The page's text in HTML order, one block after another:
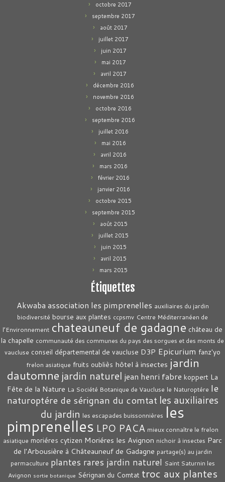
octobre 2017
septembre 2017
août 2017
juillet 2017
juin 2017
mai 2017
avril 2017
décembre 2016
novembre 2016
octobre 2016
septembre 2016
juillet 2016
mai 2016
avril 2016
mars 2016
février 2016
janvier 2016
octobre 2015
septembre 2015
août 2015
juillet 2015
juin 2015
avril 2015
mars 2015
Étiquettes
Akwaba association les pimprenelles auxiliaires du jardin
biodiversité bourse aux plantes ccpsmv Centre Méditerranéen de
l’Environnement chateauneuf de gadagne château de
la chapelle communauté des communes du pays des sorgues et des monts de
vaucluse conseil départemental de vaucluse D3P Epicurium fanz'yo
frelon asiatique fruits oubliès hôtel à insectes jardin
dautomne jardin naturel jean henri fabre koppert La
Fête de la Nature La Société Botanique de Vaucluse le Naturoptére le
naturoptére de sérignan du comtat les auxiliaires
du jardin les escapades buissonnières les
pimprenelles LPO PACA mieux connaître le frelon
asiatique moriéres cytizen Moriéres les Avignon nichoir à insectes Parc
de l'Arbousière à Châteauneuf de Gadagne partage(s) au jardin
permaculture plantes rares jardin naturel Saint Saturnin les
Avignon sortie botanique Sérignan du Comtat troc aux plantes